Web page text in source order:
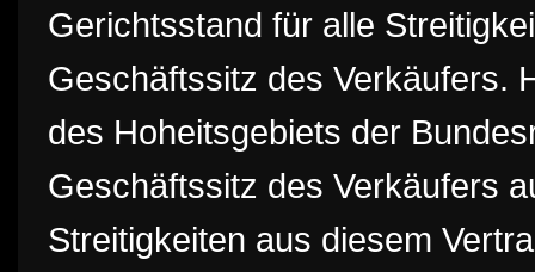
Gerichtsstand für alle
Geschäftssitz des Verkäufers.
des Hoheitsgebiets der
Geschäftssitz des Verkäufers
Streitigkeiten aus diesem